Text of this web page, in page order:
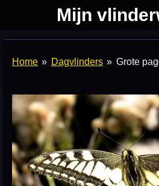
naar
de
Mijn
Home » Dagvlinders » Grote